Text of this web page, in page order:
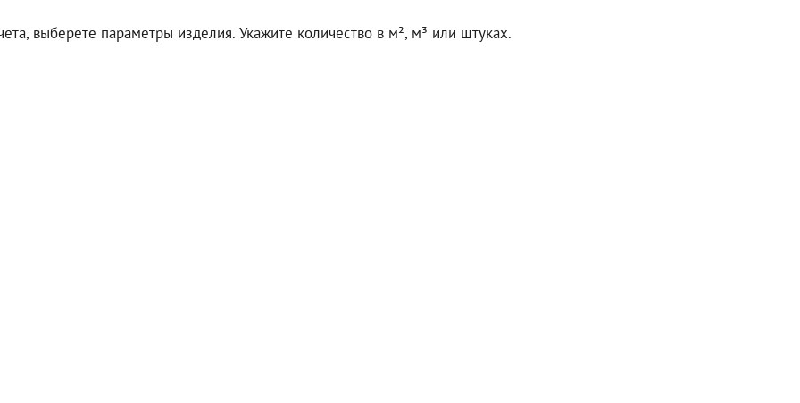
выберете параметры изделия. Укажите количество в м², м³ или штуках.